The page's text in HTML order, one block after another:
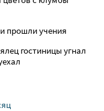
прошли учения
гостиницы угнал